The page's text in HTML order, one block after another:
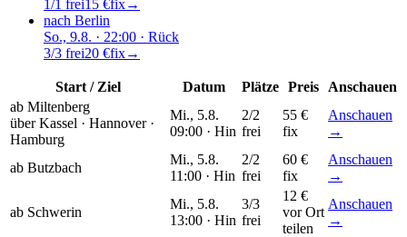
1/1 frei15 €fix→
nach Berlin
So., 9.8. · 22:00 · Rück
3/3 frei20 €fix→
Start / Ziel Datum Plätze Preis
Anschauen
ab Miltenberg
überKassel · Hannover ·
Hamburg
Mi., 5.8.
09:00 · Hin
2/2
frei
55 €
fix
Anschauen
→
ab Butzbach
Mi., 5.8.
11:00 · Hin
2/2
frei
60 €
fix
Anschauen
→
ab Schwerin
Mi., 5.8.
13:00 · Hin
3/3
frei
12 €
vor Ort
teilen
Anschauen
→